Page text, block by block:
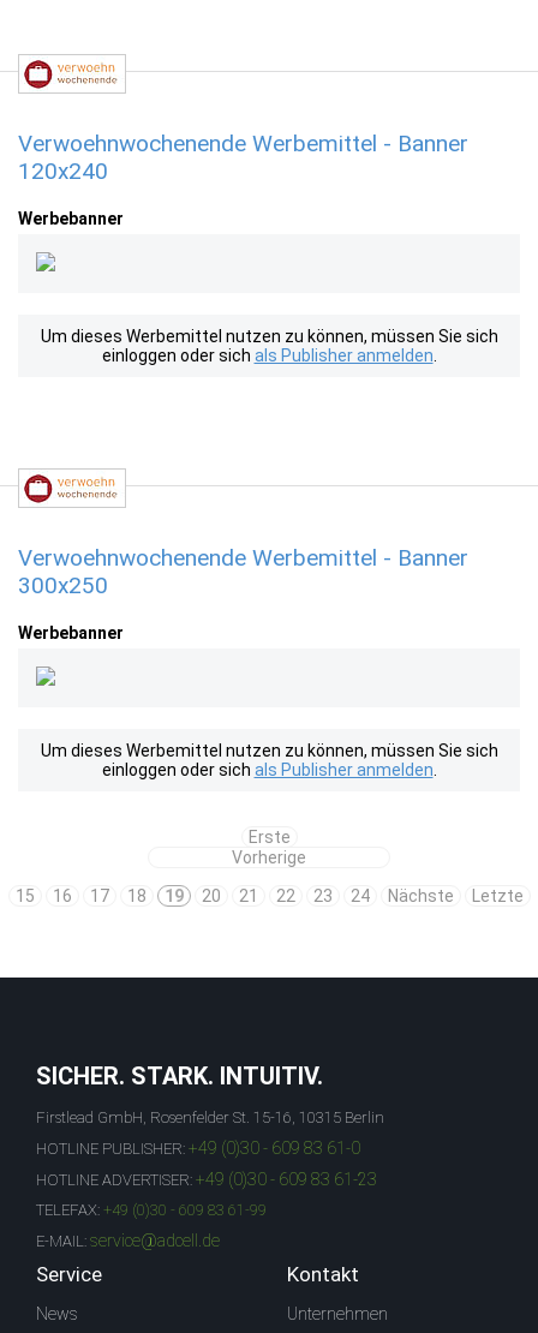
Verwoehnwochenende Werbemittel - Banner
120x240
Werbebanner
Um dieses Werbemittel nutzen zu können, müssen Sie sich
einloggen oder sich als Publisher anmelden
Verwoehnwochenende Werbemittel - Banner
300x250
Werbebanner
Um dieses Werbemittel nutzen zu können, müssen Sie sich
einloggen oder sich als Publisher anmelden
Erste
Vorherige
15
16 17 18 19 20 21 22 23 24 Nächste Letzte
SICHER. STARK. INTUITIV.
Firstlead GmbH, Rosenfelder St. 15-16, 10315 Berlin
HOTLINE PUBLISHER: +49 (0)30 - 609 83 61-0
HOTLINE ADVERTISER: +49 (0)30 - 609 83 61-23
TELEFAX: +49 (0)30 - 609 83 61-99
E-MAIL: service@adcell.de
Service
News
Kontakt
Unternehmen